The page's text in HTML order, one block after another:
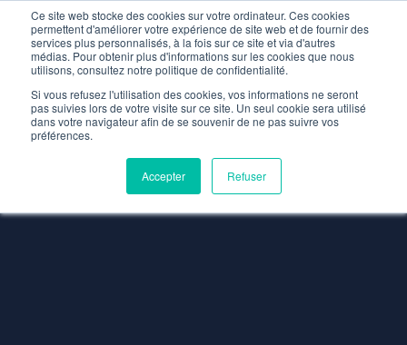
Ce site web stocke des cookies sur votre ordinateur. Ces cookies
permettent d'améliorer votre expérience de site web et de fournir des
services plus personnalisés, à la fois sur ce site et via d'autres
médias. Pour obtenir plus d'informations sur les cookies que nous
utilisons, consultez notre politique de confidentialité.
Si vous refusez l'utilisation des cookies, vos informations ne seront
pas suivies lors de votre visite sur ce site. Un seul cookie sera utilisé
dans votre navigateur afin de se souvenir de ne pas suivre vos
préférences.
Accepter Refuser
FOCUS